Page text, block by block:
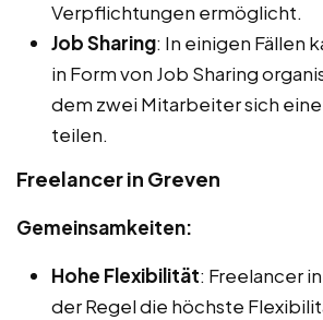
Verpflichtungen ermöglicht.
Job Sharing: In einigen Fällen
in Form von Job Sharing
dem zwei Mitarbeiter sich
teilen.
Freelancer in Greven
Gemeinsamkeiten:
Hohe Flexibilität: Freelancer
der Regel die höchste